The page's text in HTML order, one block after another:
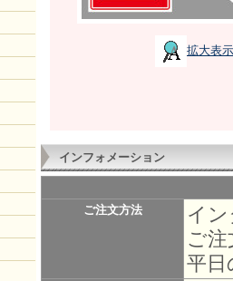
拡大表示
インフォメーション
ご注文方法
イ
ご
平日